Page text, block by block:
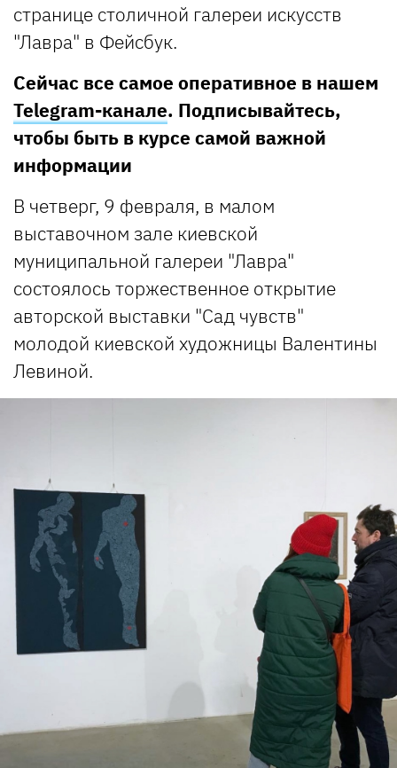
странице столичной галереи искусств
"Лавра" в Фейсбук.
Сейчас все самое оперативное в нашем
Telegram-канале. Подписывайтесь,
чтобы быть в курсе самой важной
информации
В четверг, 9 февраля, в малом
выставочном зале киевской
муниципальной галереи "Лавра"
состоялось торжественное открытие
авторской выставки "Сад чувств"
молодой киевской художницы Валентины
Левиной.